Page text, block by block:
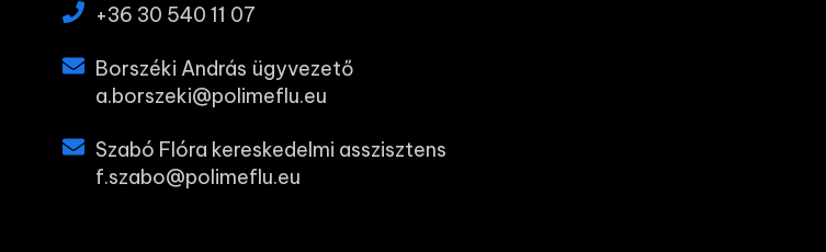
+36 30 540 11 07
Borszéki András ügyvezető
a.borszeki@polimeflu.eu
Szabó Flóra kereskedelmi asszisztens
f.szabo@polimeflu.eu